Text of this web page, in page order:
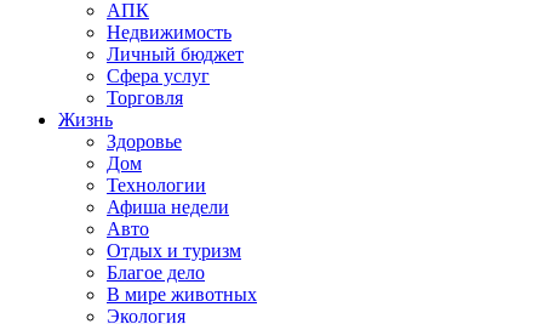
АПК
Недвижимость
Личный бюджет
Сфера услуг
Торговля
Жизнь
Здоровье
Дом
Технологии
Афиша недели
Авто
Отдых и туризм
Благое дело
В мире животных
Экология